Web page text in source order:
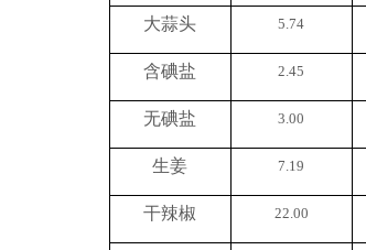
大蒜头 5.74
含碘盐 2.45
无碘盐 3.00
生姜 7.19
干辣椒 22.00